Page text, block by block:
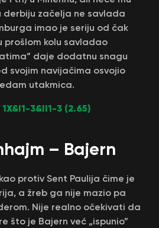
derbiju začelja ne savlada
imao je seriju od čak
prošlom kolu savladao
daje dodatnu snagu
svojim navijačima osvojio
utakmica.
3&II1-3 (2.65)
– Bajern
protiv Sent Paulija čime je
a žreb ga nije mazio pa
Nije realno očekivati da
što je Bajern već „ispunio”